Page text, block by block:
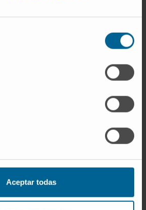
Aceptar todas